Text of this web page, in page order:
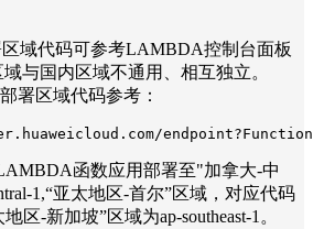
域代码可参考LAMBDA控制台面板
与国内区域不通用、相互独立。
署区域代码参考：
函数应用部署至"加拿大-中
1,“亚太地区-首尔”区域，对应代码
区-新加坡”区域为ap-southeast-1。